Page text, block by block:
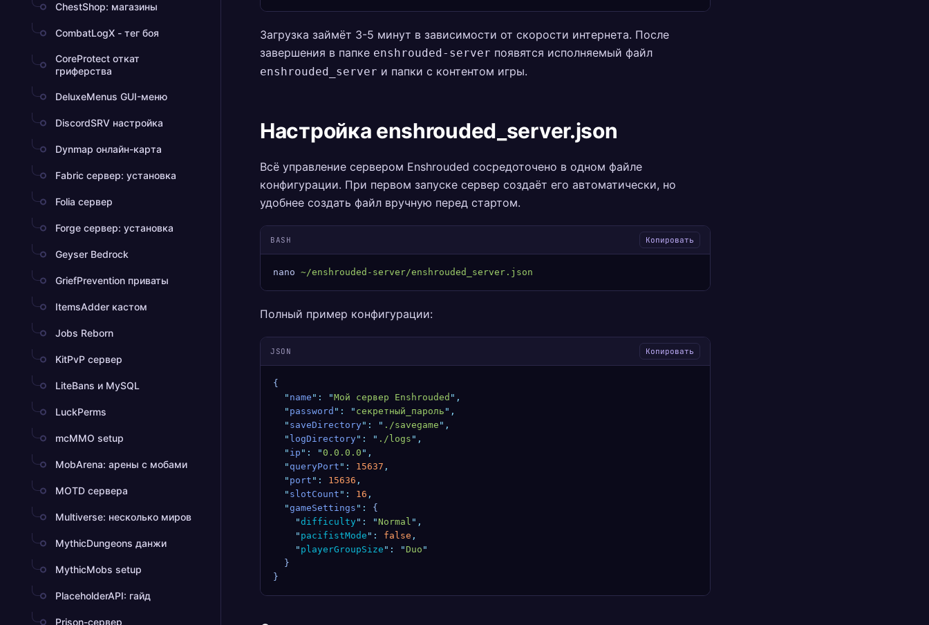
ChestShop: магазины
CombatLogX - тег боя
CoreProtect откат
гриферства
DeluxeMenus GUI-меню
DiscordSRV настройка
Dynmap онлайн-карта
Fabric сервер: установка
Folia сервер
Forge сервер: установка
Geyser Bedrock
GriefPrevention приваты
ItemsAdder кастом
Jobs Reborn
KitPvP сервер
LiteBans и MySQL
LuckPerms
mcMMO setup
MobArena: арены с мобами
MOTD сервера
Multiverse: несколько миров
MythicDungeons данжи
MythicMobs setup
PlaceholderAPI: гайд
Prison-сервер
Загрузка займёт 3-5 минут в зависимости от скорости интернета. После
завершения в папке enshrouded-server появятся исполняемый файл
enshrouded_server и папки с контентом игры.
Настройка enshrouded_server.json
Всё управление сервером Enshrouded сосредоточено в одном файле
конфигурации. При первом запуске сервер создаёт его автоматически, но
удобнее создать файл вручную перед стартом.
BASH Копировать
nano ~/enshrouded-server/enshrouded_server.json
Полный пример конфигурации:
JSON Копировать
{
  "
name " : "Мой сервер Enshrouded " ,
  "
password " : " секретный_пароль " ,
  "
saveDirectory" : " ./savegame " ,
  "
logDirectory" : " ./logs " ,
  "
ip " : "0.0.0.0 " ,
  "
queryPort " : 15637 ,
  "
port " : 15636 ,
  "
slotCount " : 16 ,
  "
gameSettings " :
{
    "
difficulty " : "Normal " ,
    "
pacifistMode " : false ,
    "
playerGroupSize " : "Duo "
  }
}